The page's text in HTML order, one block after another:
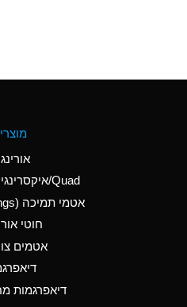
Aluminum Nitrate
(Aqueous)
Aluminum Phosphate
Quad/איקסרינגים (X-Rings)
אטמי תמיכה (Back-up Rings)
חוטי
אטמים
דיאפרגמות